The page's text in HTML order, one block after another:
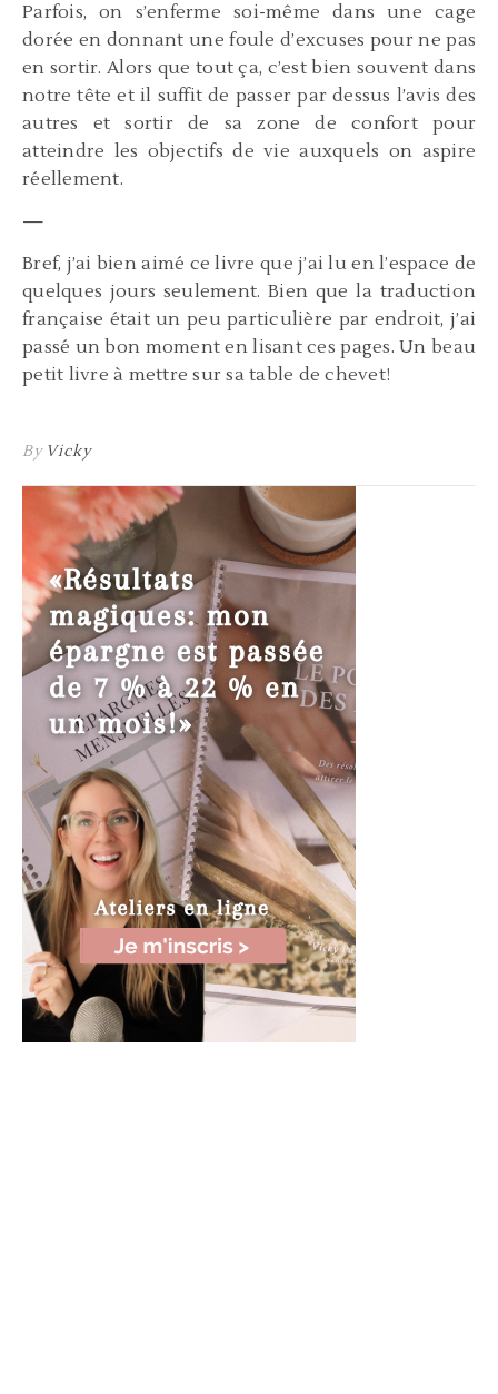
Parfois, on s’enferme soi-même dans une cage
dorée en donnant une foule d’excuses pour ne pas
en sortir. Alors que tout ça, c’est bien souvent dans
notre tête et il suffit de passer par dessus l’avis des
autres et sortir de sa zone de confort pour
atteindre les objectifs de vie auxquels on aspire
réellement.
—
Bref, j’ai bien aimé ce livre que j’ai lu en l’espace de
quelques jours seulement. Bien que la traduction
française était un peu particulière par endroit, j’ai
passé un bon moment en lisant ces pages. Un beau
petit livre à mettre sur sa table de chevet!
By Vicky